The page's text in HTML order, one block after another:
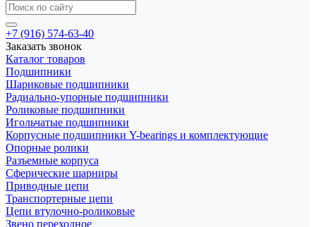
+7 (916) 574-63-40
Заказать звонок
Каталог товаров
Подшипники
Шариковые подшипники
Радиально-упорные подшипники
Роликовые подшипники
Игольчатые подшипники
Корпусные подшипники Y-bearings и комплектующие
Опорные ролики
Разъемные корпуса
Сферические шарниры
Приводные цепи
Транспортерные цепи
Цепи втулочно-роликовые
Звено переходное